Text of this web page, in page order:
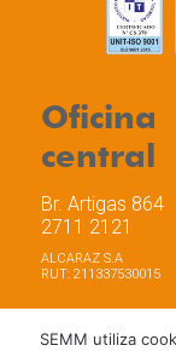
Oficina
central
Br. Artigas 864
2711 2121
ALCARAZ S.A
RUT: 211337530015
SEMM utiliza